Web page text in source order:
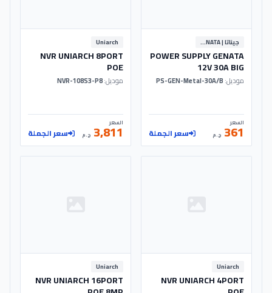
جيناتا | GENATA
POWER SUPPLY GENATA
12V 30A BIG
موديل:
السعر
361 ج.م سعر الجملة
Uniarch
NVR UNIARCH 8PORT
POE
موديل:
السعر
3,811 ج.م سعر الجملة
Uniarch
NVR UNIARCH 4PORT
Uniarch
NVR UNIARCH 16PORT